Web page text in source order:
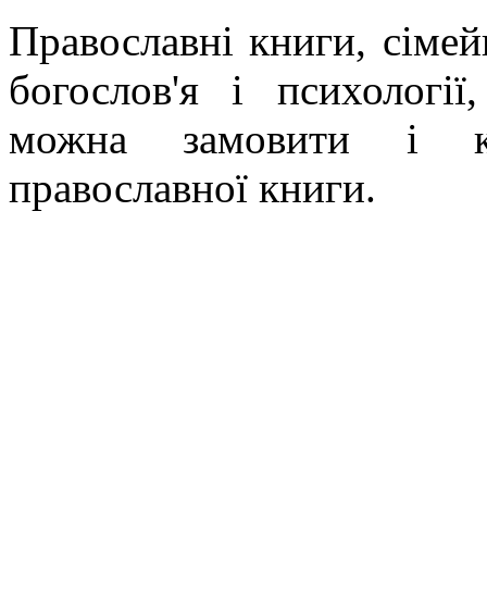
Православні книги,
богослов'я і
можна замовити і
православної книги.